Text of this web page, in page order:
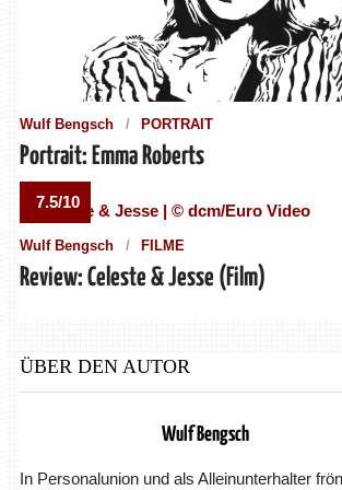
Wulf Bengsch PORTRAIT
Portrait: Emma Roberts
7.5/10
Wulf Bengsch FILME
Review: Celeste & Jesse (Film)
ÜBER DEN AUTOR
Wulf Bengsch
In Personalunion und als Alleinunterhalter